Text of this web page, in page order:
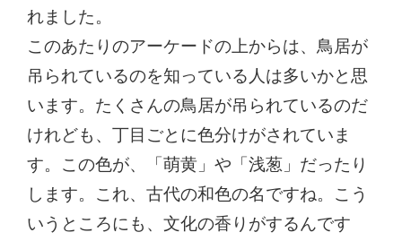
れました。
このあたりのアーケードの上からは、鳥居が
吊られているのを知っている人は多いかと思
います。たくさんの鳥居が吊られているのだ
けれども、丁目ごとに色分けがされていま
す。この色が、「萌黄」や「浅葱」だったり
します。これ、古代の和色の名ですね。こう
いうところにも、文化の香りがするんです